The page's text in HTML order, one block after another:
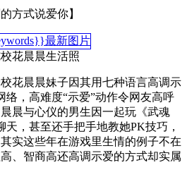
方式说爱你】
花晨晨生活照
花晨晨妹子因其用七种语言高调示
络，高难度“示爱”动作令网友高呼
晨与心仪的男生因一起玩《武魂
天，甚至还手把手地教她PK技巧，
实这些年在游戏里生情的例子不在
、智商高还高调示爱的方式却实属